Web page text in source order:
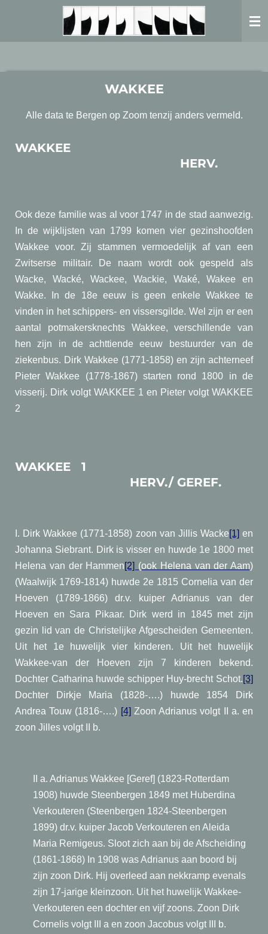
WAKKEE
Alle data te Bergen op Zoom tenzij anders vermeld.
WAKKEE
HERV.
Ook deze familie was al voor 1747 in de stad aanwezig.
In de wijklijsten van 1799 komen vier gezinshoofden
Wakkee voor. Zij stammen vermoedelijk af van een
Zwitserse militair. De naam wordt ook gespeld als
Wacke, Wacké, Wackee, Wackie, Waké, Wakee en
Wakke. In de 18e eeuw is geen enkele Wakkee te
vinden in het schippers- en vissersgilde. Wel zijn er een
aantal potmakersknechts Wakkee, verschillende van
hen zijn in de achttiende eeuw bestuurder van de
ziekenbus. Dirk Wakkee (1771-1858) en zijn achterneef
Pieter Wakkee (1778-1867) starten rond 1800 in de
visserij. Dirk volgt WAKKEE 1 en Pieter volgt WAKKEE
2
WAKKEE 1
HERV./ GEREF.
I. Dirk Wakkee (1771-1858) zoon van Jillis Wacke[1] en
Johanna Siebrant. Dirk is visser en huwde 1e 1800 met
Helena van der Hammen[2] (ook Helena van der Aam)
(Waalwijk 1769-1814) huwde 2e 1815 Cornelia van der
Hoeven (1789-1866) dr.v. kuiper Adrianus van der
Hoeven en Sara Pikaar. Dirk werd in 1845 met zijn
gezin lid van de Christelijke Afgescheiden Gemeenten.
Uit het 1e huwelijk vier kinderen. Uit het huwelijk
Wakkee-van der Hoeven zijn 7 kinderen bekend.
Dochter Catharina huwde schipper Huy-brecht Schot.[3]
Dochter Dirkje Maria (1828-….) huwde 1854 Dirk
Andrea Touw (1816-….) [4] Zoon Adrianus volgt II a. en
zoon Jilles volgt II b.
II a. Adrianus Wakkee [Geref] (1823-Rotterdam
1908) huwde Steenbergen 1849 met Huberdina
Verkouteren (Steenbergen 1824-Steenbergen
1899) dr.v. kuiper Jacob Verkouteren en Aleida
Maria Remigeus. Sloot zich aan bij de Afscheiding
(1861-1868) In 1908 was Adrianus aan boord bij
zijn zoon Dirk. Hij overleed aan nekkramp evenals
zijn 17-jarige kleinzoon. Uit het huwelijk Wakkee-
Verkouteren een dochter en vijf zoons. Zoon Dirk
Cornelis volgt III a en zoon Jacobus volgt III b.